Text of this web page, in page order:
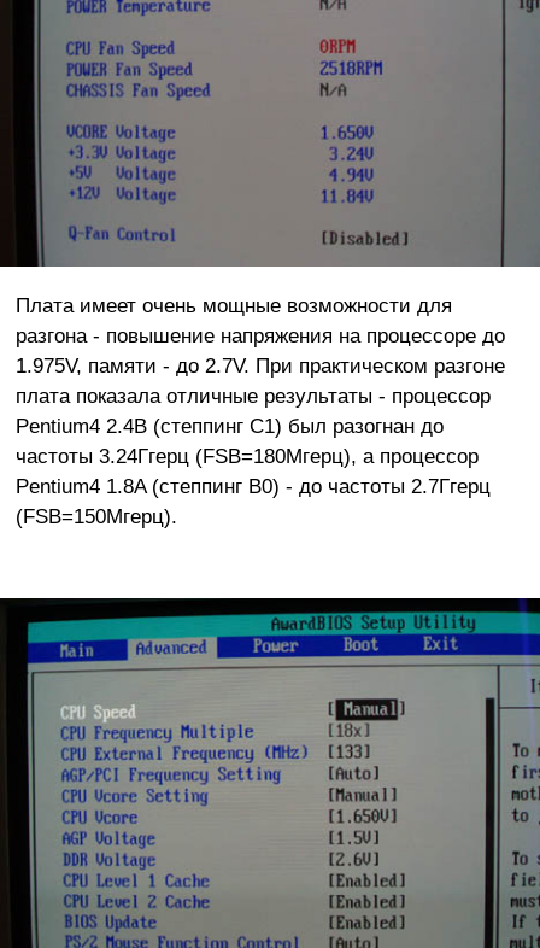
Плата имеет очень мощные возможности для
разгона - повышение напряжения на процессоре до
1.975V, памяти - до 2.7V. При практическом разгоне
плата показала отличные результаты - процессор
Pentium4 2.4B (степпинг C1) был разогнан до
частоты 3.24Ггерц (FSB=180Мгерц), а процессор
Pentium4 1.8A (степпинг B0) - до частоты 2.7Ггерц
(FSB=150Мгерц).